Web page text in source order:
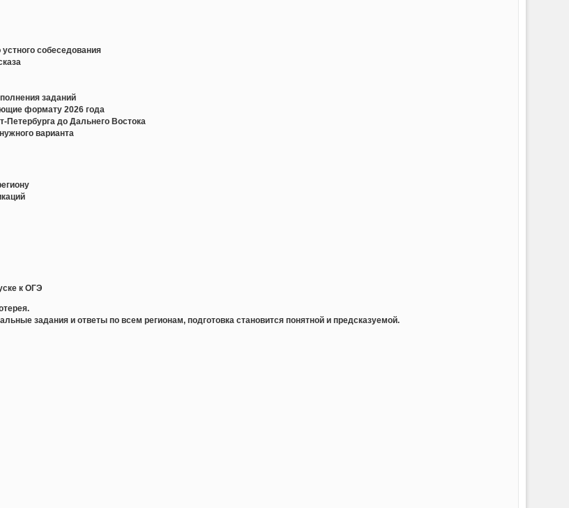
собеседования
заданий
формату 2026 года
до Дальнего Востока
варианта
к ОГЭ
задания и ответы по всем регионам, подготовка становится понятной и предсказуемой.